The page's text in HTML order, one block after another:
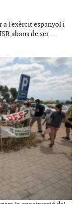
a l'exèrcit espanyol i
abans de ser...